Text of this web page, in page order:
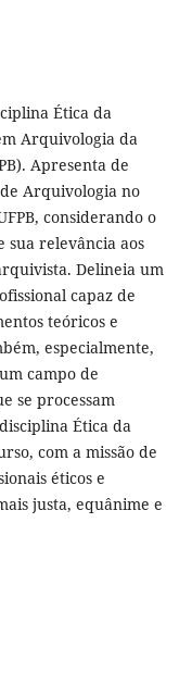
Ética da
Arquivologia da
Apresenta de
Arquivologia no
considerando o
sua relevância aos
Delineia um
capaz de
teóricos e
especialmente,
campo de
se processam
Ética da
com a missão de
éticos e
justa, equânime e